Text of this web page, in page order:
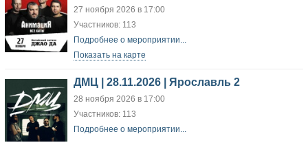
27 ноября 2026 в 17:00
Участников: 113
Подробнее о мероприятии...
Показать на карте
ДМЦ | 28.11.2026 | Ярославль 2
28 ноября 2026 в 17:00
Участников: 113
Подробнее о мероприятии...